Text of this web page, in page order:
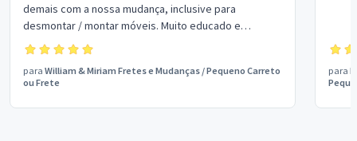
demais com a nossa mudança, inclusive para
desmontar / montar móveis. Muito educado e
eficiente. Recomendo muito.
para William & Miriam Fretes e Mudanças /Pequeno Carreto
ou Frete
para